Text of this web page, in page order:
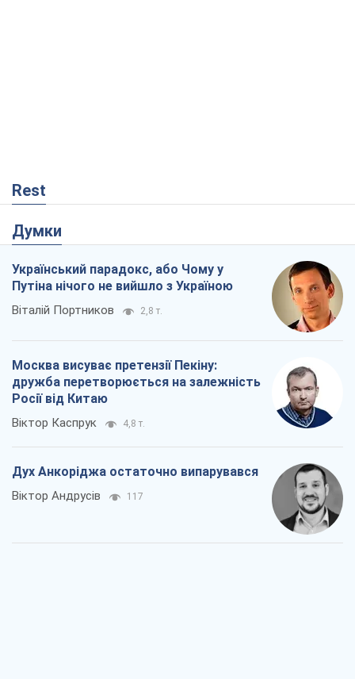
Rest
Думки
Український парадокс, або Чому у
Путіна нічого не вийшло з Україною
Віталій Портников 2,8 т.
Москва висуває претензії Пекіну:
дружба перетворюється на залежність
Росії від Китаю
Віктор Каспрук 4,8 т.
Дух Анкоріджа остаточно випарувався
Віктор Андрусів 117